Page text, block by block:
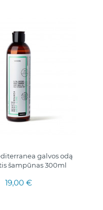
galvos odą
šampūnas 300ml
19,00 €